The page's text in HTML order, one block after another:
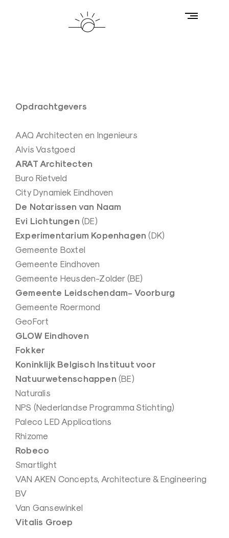
v
n
d
e
n
E
l
z
e
n
|
L
i
c
h
t
k
u
n
s
t
–
L
i
c
h
t
k
u
Opdrachtgevers
AAQ Architecten en Ingenieurs
Alvis Vastgoed
ARAT Architecten
Buro Rietveld
City Dynamiek Eindhoven
De Notarissen van Naam
Evi Lichtungen (DE)
Experimentarium Kopenhagen (DK)
Gemeente Boxtel
Gemeente Eindhoven
Gemeente Heusden-Zolder (BE)
Gemeente Leidschendam- Voorburg
Gemeente Roermond
GeoFort
GLOW Eindhoven
Fokker
Koninklijk Belgisch Instituut voor
Natuurwetenschappen (BE)
Naturalis
NPS (Nederlandse Programma Stichting)
Paleco LED Applications
Rhizome
Robeco
Smartlight
VAN AKEN Concepts, Architecture & Engineering
BV
Van Gansewinkel
Vitalis Groep